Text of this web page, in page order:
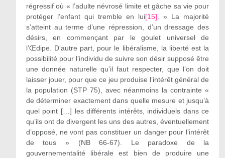
régressif où « l’adulte névrosé limite et gâche sa vie pour
protéger l’enfant qui tremble en lui[15] . » La majorité
s’atteint au terme d’une répression, d’un dressage des
désirs, en commençant par le goulet universel de
l’Œdipe. D’autre part, pour le libéralisme, la liberté est la
possibilité pour l’individu de suivre son désir supposé être
une donnée naturelle qu’il faut respecter, que l’on doit
laisser jouer, pour que ce jeu produise l’intérêt général de
la population (STP 75), avec néanmoins la contrainte «
de déterminer exactement dans quelle mesure et jusqu’à
quel point […] les différents intérêts, individuels dans ce
qu’ils ont de divergent les uns des autres, éventuellement
d’opposé, ne vont pas constituer un danger pour l’intérêt
de tous » (NB 66-67). Le paradoxe de la
gouvernementalité libérale est bien de produire une